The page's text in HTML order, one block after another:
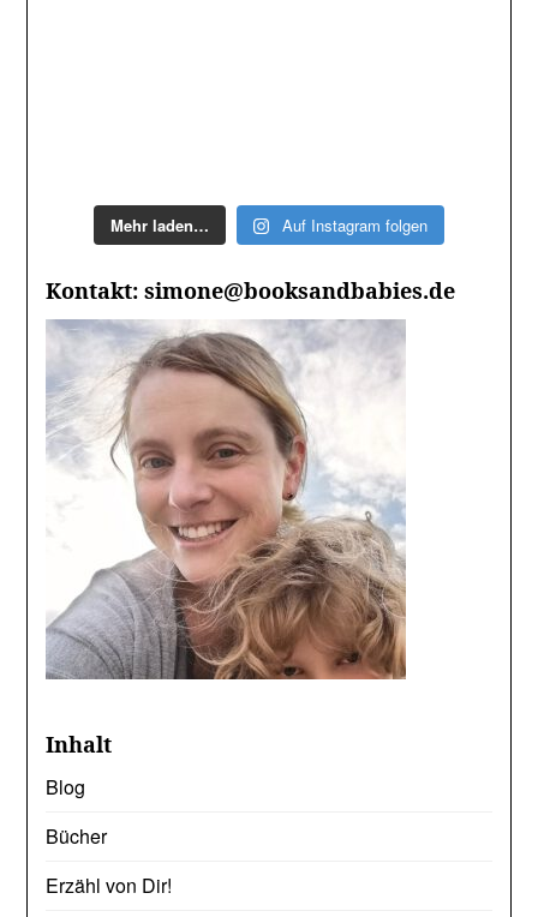
Mehr laden… Auf Instagram folgen
Kontakt: simone@booksandbabies.de
Inhalt
Blog
Bücher
Erzähl von Dir!